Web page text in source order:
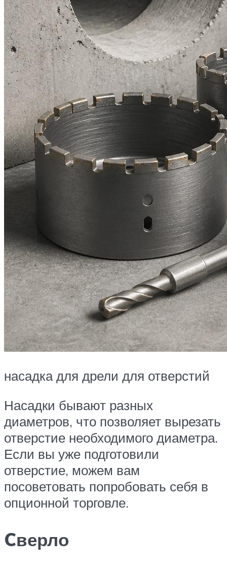
насадка для дрели для отверстий
Насадки бывают разных
диаметров, что позволяет вырезать
отверстие необходимого диаметра.
Если вы уже подготовили
отверстие, можем вам
посоветовать попробовать себя в
опционной торговле.
Cверло